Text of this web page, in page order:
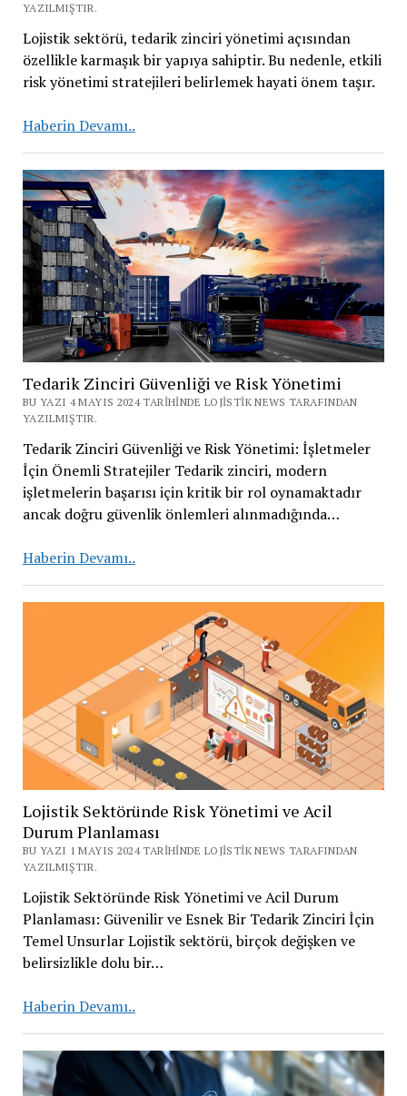
YAZILMIŞTIR.
Lojistik sektörü, tedarik zinciri yönetimi açısından
özellikle karmaşık bir yapıya sahiptir. Bu nedenle, etkili
risk yönetimi stratejileri belirlemek hayati önem taşır.
Haberin Devamı..Güvenilirlik
Esneklik
Arasında
Dengede
Kalmak
Tedarik Zinciri Güvenliği ve Risk Yönetimi
BU YAZI 4 MAYIS 2024 TARIHINDE LOJISTIK NEWS TARAFINDAN
YAZILMIŞTIR.
Tedarik Zinciri Güvenliği ve Risk Yönetimi: İşletmeler
İçin Önemli Stratejiler Tedarik zinciri, modern
işletmelerin başarısı için kritik bir rol oynamaktadır
ancak doğru güvenlik önlemleri alınmadığında…
Haberin Devamı..Tedarik
Güvenliği
Risk
Yönetimi
Lojistik Sektöründe Risk Yönetimi ve Acil
Durum Planlaması
BU YAZI 1 MAYIS 2024 TARIHINDE LOJISTIK NEWS TARAFINDAN
YAZILMIŞTIR.
Lojistik Sektöründe Risk Yönetimi ve Acil Durum
Planlaması: Güvenilir ve Esnek Bir Tedarik Zinciri İçin
Temel Unsurlar Lojistik sektörü, birçok değişken ve
belirsizlikle dolu bir…
Haberin Devamı..Lojistik
Risk
Yönetimi
ve